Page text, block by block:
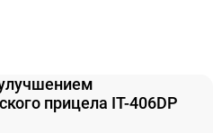
прицела IT-406DP